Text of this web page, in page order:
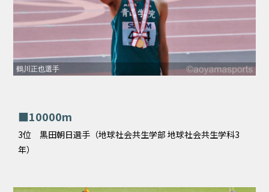
鶴川正也選手
■10000m
3位 黒田朝日選手（地球社会共生学部 地球社会共生学科3
年）